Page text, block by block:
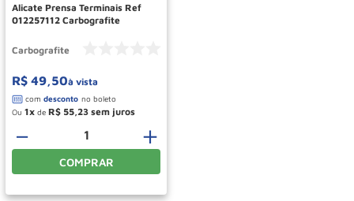
Alicate Prensa Terminais Ref
012257112 Carbografite
Carbografite
R$ 49,50à vista
Ou 1 de R$ 55 23
＋
－
COMPRAR